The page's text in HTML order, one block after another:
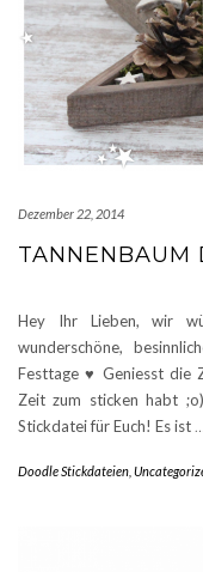
Dezember 22, 2014
TANNENBAUM
Hey Ihr Lieben, wir
wunderschöne,
Festtage ♥ Geniesst die
Zeit zum sticken habt
Stickdatei für Euch! Es ist
Doodle Stickdateien